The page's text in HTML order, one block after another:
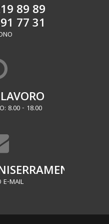
89 89
77 31
8.00 - 18.00
E-MAIL